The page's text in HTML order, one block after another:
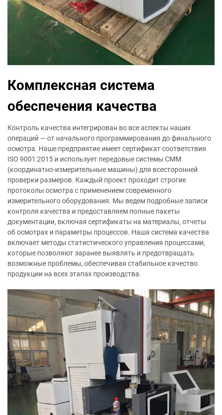
Комплексная система
обеспечения качества
Контроль качества интегрирован во все аспекты наших
операций — от начального программирования до финального
осмотра. Наше предприятие имеет сертификат соответствия
ISO 9001:2015 и использует передовые системы CMM
(координатно-измерительные машины) для всесторонней
проверки размеров. Каждый проект проходит строгие
протоколы осмотра с применением современного
измерительного оборудования. Мы ведем подробные записи
контроля качества и предоставляем полные пакеты
документации, включая сертификаты на материалы, отчеты
об осмотрах и параметры процессов. Наша система качества
включает методы статистического управления процессами,
которые позволяют заранее выявлять и предотвращать
возможные проблемы, обеспечивая стабильное качество
продукции на всех этапах производства.